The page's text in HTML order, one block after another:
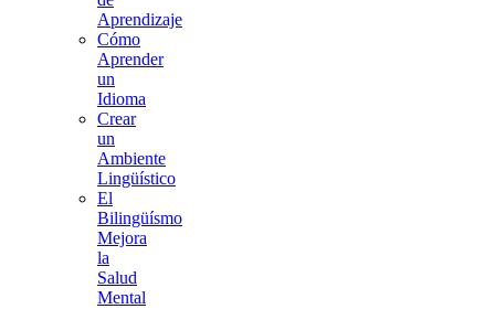
Aprendizaje
Cómo
Aprender
un
Idioma
Crear
un
Ambiente
Lingüístico
El
Bilingüísmo
Mejora
la
Salud
Mental